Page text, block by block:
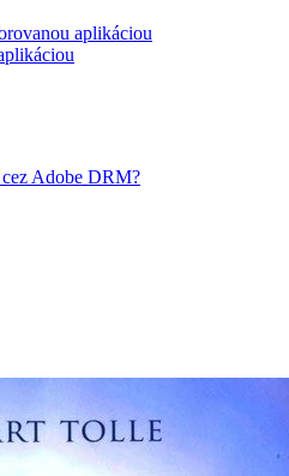
aplikáciou
Adobe DRM?